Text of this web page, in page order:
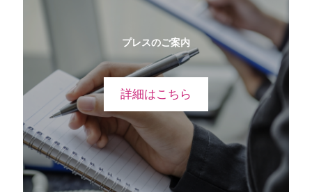
プレスのご案内
詳細はこちら